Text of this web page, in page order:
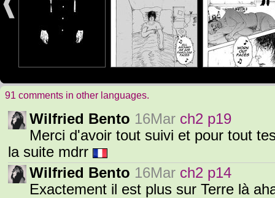
91 comments in other languages.
Wilfried Bento 16Mar ch2 p19
Merci d'avoir tout suivi et pour tout
la suite mdrr
Wilfried Bento 16Mar ch2 p14
Exactement il est plus sur Terre là